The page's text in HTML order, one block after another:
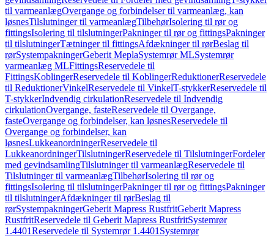
til varmeanlægOvergange og forbindelser til varmeanlæg, kan
løsnesTilslutninger til varmeanlægTilbehørIsolering til rør og
fittingsIsolering til tilslutningerPakninger til rør og fittingsPakninger
til tilslutningerTætninger til fittingsAfdækninger til rørBeslag til
rørSystempakningerGeberit MeplaSystemrør MLSystemrør
varmeanlæg MLFittingsReservedele til
FittingsKoblingerReservedele til KoblingerReduktionerReservedele
til ReduktionerVinkelReservedele til VinkelT-stykkerReservedele til
T-stykkerIndvendig cirkulationReservedele til Indvendig
cirkulationOvergange, fasteReservedele til Overgange,
fasteOvergange og forbindelser, kan løsnesReservedele til
Overgange og forbindelser, kan
løsnesLukkeanordningerReservedele til
LukkeanordningerTilslutningerReservedele til TilslutningerFordeler
med gevindsamlingTilslutninger til varmeanlægReservedele til
Tilslutninger til varmeanlægTilbehørIsolering til rør og
fittingsIsolering til tilslutningerPakninger til rør og fittingsPakninger
til tilslutningerAfdækninger til rørBeslag til
rørSystempakningerGeberit Mapress RustfritGeberit Mapress
RustfritReservedele til Geberit Mapress RustfritSystemrør
1.4401Reservedele til Systemrør 1.4401 Systemrør